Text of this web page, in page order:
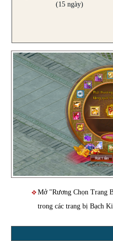
(15 ngày)
Mở "Rương Chọn Trang
trong các trang bị Bạch